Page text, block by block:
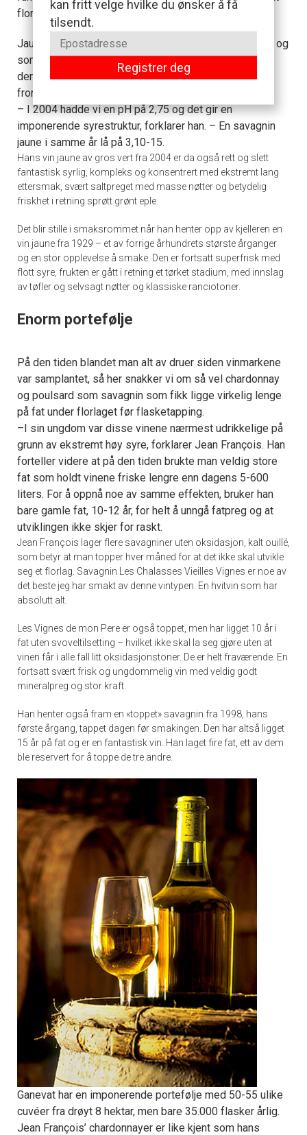
kan fritt velge hvilke du ønsker å få
tilsendt.
Registrer deg
florlag.
Jaune er den «moderne» klonen som gir rundere viner og
som får stadig med plass i vinmarkene. Gros vert
derimot er mer autentisk, men dessverre på vikende
front. Den kjennetegnes av svært lave pH-nivåer.
– I 2004 hadde vi en pH på 2,75 og det gir en
imponerende syrestruktur, forklarer han. – En savagnin
jaune i samme år lå på 3,10-15.
Hans vin jaune av gros vert fra 2004 er da også rett og slett
fantastisk syrlig, kompleks og konsentrert med ekstremt lang
ettersmak, svært saltpreget med masse nøtter og betydelig
friskhet i retning sprøtt grønt eple.
Det blir stille i smaksrommet når han henter opp av kjelleren en
vin jaune fra 1929 – et av forrige århundrets største årganger
og en stor opplevelse å smake. Den er fortsatt superfrisk med
flott syre, frukten er gått i retning et tørket stadium, med innslag
av tøfler og selvsagt nøtter og klassiske ranciotoner.
Enorm portefølje
På den tiden blandet man alt av druer siden vinmarkene
var samplantet, så her snakker vi om så vel chardonnay
og poulsard som savagnin som fikk ligge virkelig lenge
på fat under florlaget før flasketapping.
–I sin ungdom var disse vinene nærmest udrikkelige på
grunn av ekstremt høy syre, forklarer Jean François. Han
forteller videre at på den tiden brukte man veldig store
fat som holdt vinene friske lengre enn dagens 5-600
liters. For å oppnå noe av samme effekten, bruker han
bare gamle fat, 10-12 år, for helt å unngå fatpreg og at
utviklingen ikke skjer for raskt.
Jean François lager flere savagniner uten oksidasjon, kalt ouillé,
som betyr at man topper hver måned for at det ikke skal utvikle
seg et florlag. Savagnin Les Chalasses Vieilles Vignes er noe av
det beste jeg har smakt av denne vintypen. En hvitvin som har
absolutt alt.
Les Vignes de mon Pere er også toppet, men har ligget 10 år i
fat uten svoveltilsetting – hvilket ikke skal la seg gjøre uten at
vinen får i alle fall litt oksidasjonstoner. De er helt fraværende. En
fortsatt svært frisk og ungdommelig vin med veldig godt
mineralpreg og stor kraft.
Han henter også fram en «toppet» savagnin fra 1998, hans
første årgang, tappet dagen før smakingen. Den har altså ligget
15 år på fat og er en fantastisk vin. Han laget fire fat, ett av dem
ble reservert for å toppe de tre andre.
Ganevat har en imponerende portefølje med 50-55 ulike
cuvéer fra drøyt 8 hektar, men bare 35.000 flasker årlig.
Jean François’ chardonnayer er like kjent som hans